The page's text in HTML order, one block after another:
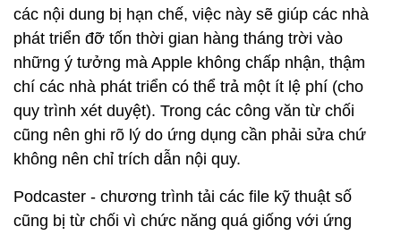
các nội dung bị hạn chế, việc này sẽ giúp các nhà
phát triển đỡ tốn thời gian hàng tháng trời vào
những ý tưởng mà Apple không chấp nhận, thậm
chí các nhà phát triển có thể trả một ít lệ phí (cho
quy trình xét duyệt). Trong các công văn từ chối
cũng nên ghi rõ lý do ứng dụng cần phải sửa chứ
không nên chỉ trích dẫn nội quy.
Podcaster - chương trình tải các file kỹ thuật số
cũng bị từ chối vì chức năng quá giống với ứng